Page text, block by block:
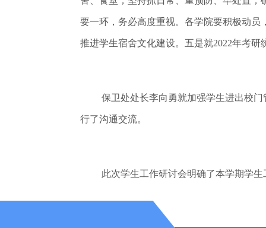
要一环，务必高度重视。各学院要积极动
推进学生宿舍文化建设。五是就2022年考
保卫处处长李向勇就加强学生进出校
行了沟通交流。
此次学生工作研讨会明确了本学期学